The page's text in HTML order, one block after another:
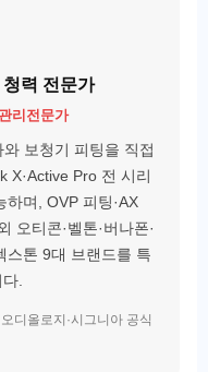
력 전문가
리전문가
보청기 피팅을 직접
X·Active Pro 전 시리
며, OVP 피팅·AX
오티콘·벨톤·버나폰·
스톤 9대 브랜드를 특
.
디올로지·시그니아 공식